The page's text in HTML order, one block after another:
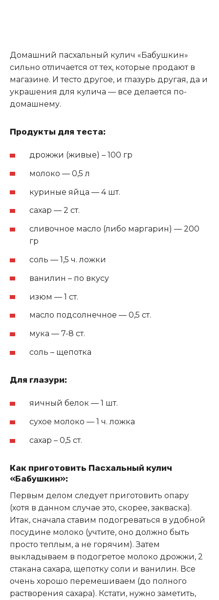
Домашний пасхальный кулич «Бабушкин»
сильно отличается от тех, которые продают в
магазине. И тесто другое, и глазурь другая, да и
украшения для кулича — все делается по-
домашнему.
Продукты для теста:
дрожжи (живые) – 100 гр
молоко — 0,5 л
куриные яйца — 4 шт.
сахар — 2 ст.
сливочное масло (либо маргарин) — 200
гр
соль — 1,5 ч. ложки
ванилин – по вкусу
изюм — 1 ст.
масло подсолнечное — 0,5 ст.
мука — 7-8 ст.
соль – щепотка
Для глазури:
яичный белок — 1 шт.
сухое молоко — 1 ч. ложка
сахар – 0,5 ст.
Как приготовить Пасхальный кулич
«Бабушкин»:
Первым делом следует приготовить опару
(хотя в данном случае это, скорее, закваска).
Итак, сначала ставим подогреваться в удобной
посудине молоко (учтите, оно должно быть
просто теплым, а не горячим). Затем
выкладываем в подогретое молоко дрожжи, 2
стакана сахара, щепотку соли и ванилин. Все
очень хорошо перемешиваем (до полного
растворения сахара). Кстати, нужно заметить,